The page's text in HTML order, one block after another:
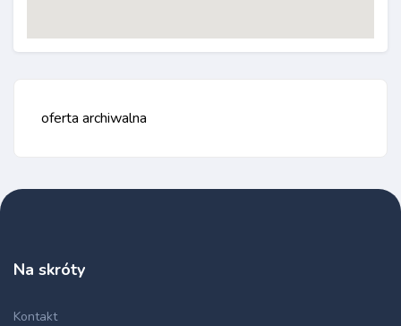
oferta archiwalna
Na skróty
Kontakt